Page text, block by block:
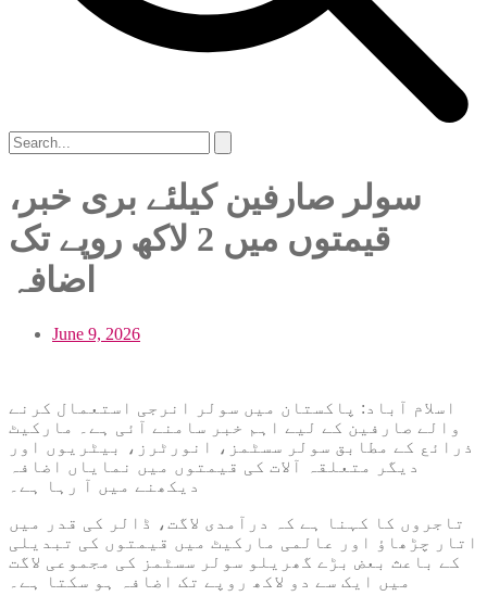
سولر صارفین کیلئے بری خبر،
قیمتوں میں 2 لاکھ روپے تک
اضافہ
June 9, 2026
اسلام آباد: پاکستان میں سولر انرجی استعمال کرنے
والے صارفین کے لیے اہم خبر سامنے آئی ہے۔ مارکیٹ
ذرائع کے مطابق سولر سسٹمز، انورٹرز، بیٹریوں اور
دیگر متعلقہ آلات کی قیمتوں میں نمایاں اضافہ
دیکھنے میں آ رہا ہے۔
تاجروں کا کہنا ہے کہ درآمدی لاگت، ڈالر کی قدر میں
اتار چڑھاؤ اور عالمی مارکیٹ میں قیمتوں کی تبدیلی
کے باعث بعض بڑے گھریلو سولر سسٹمز کی مجموعی لاگت
میں ایک سے دو لاکھ روپے تک اضافہ ہو سکتا ہے۔